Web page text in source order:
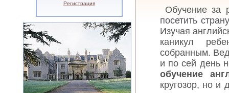
Обучение за
посетить
Изучая
каникул
собранным.
и по сей день
обучение
кругозор, но и
Регистрация